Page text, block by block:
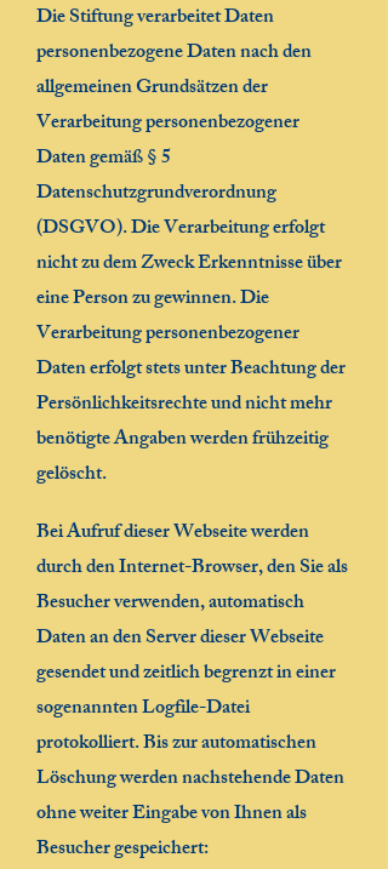
Die Stiftung verarbeitet Daten
personenbezogene Daten nach den
allgemeinen Grundsätzen der
Verarbeitung personenbezogener
Daten gemäß § 5
Datenschutzgrundverordnung
(DSGVO). Die Verarbeitung erfolgt
nicht zu dem Zweck Erkenntnisse über
eine Person zu gewinnen. Die
Verarbeitung personenbezogener
Daten erfolgt stets unter Beachtung der
Persönlichkeitsrechte und nicht mehr
benötigte Angaben werden frühzeitig
gelöscht.
Bei Aufruf dieser Webseite werden
durch den Internet-Browser, den Sie als
Besucher verwenden, automatisch
Daten an den Server dieser Webseite
gesendet und zeitlich begrenzt in einer
sogenannten Logfile-Datei
protokolliert. Bis zur automatischen
Löschung werden nachstehende Daten
ohne weiter Eingabe von Ihnen als
Besucher gespeichert: